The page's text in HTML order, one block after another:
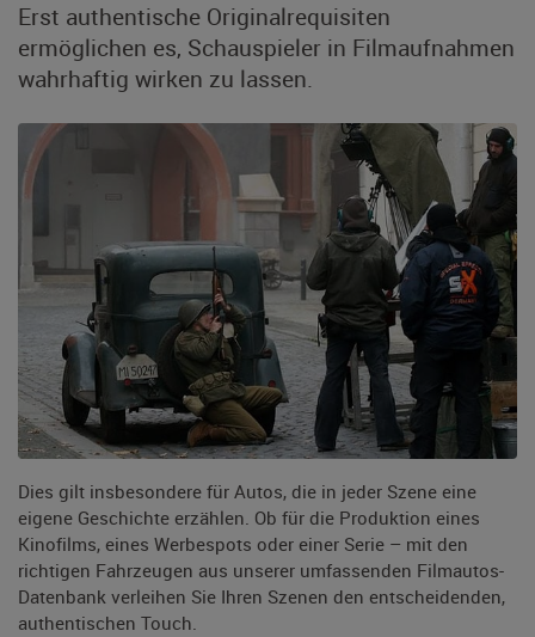
Erst authentische Originalrequisiten
ermöglichen es, Schauspieler in Filmaufnahmen
wahrhaftig wirken zu lassen.
Dies gilt insbesondere für Autos, die in jeder Szene eine
eigene Geschichte erzählen. Ob für die Produktion eines
Kinofilms, eines Werbespots oder einer Serie – mit den
richtigen Fahrzeugen aus unserer umfassenden Filmautos-
Datenbank verleihen Sie Ihren Szenen den entscheidenden,
authentischen Touch.